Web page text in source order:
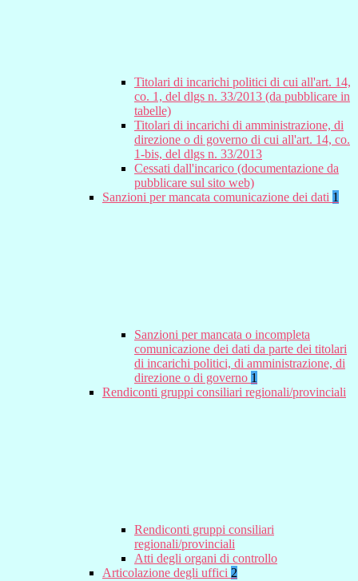
Titolari di incarichi politici di cui all'art. 14,
co. 1, del dlgs n. 33/2013 (da pubblicare in
tabelle)
Titolari di incarichi di amministrazione, di
direzione o di governo di cui all'art. 14, co.
1-bis, del dlgs n. 33/2013
Cessati dall'incarico (documentazione da
pubblicare sul sito web)
Sanzioni per mancata comunicazione dei dati 1
Sanzioni per mancata o incompleta
comunicazione dei dati da parte dei titolari
di incarichi politici, di amministrazione, di
direzione o di governo 1
Rendiconti gruppi consiliari regionali/provinciali
Rendiconti gruppi consiliari
regionali/provinciali
Atti degli organi di controllo
Articolazione degli uffici 2